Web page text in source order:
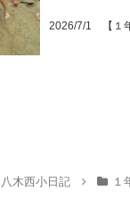
2026/7/1 【１
八木西小日記 １